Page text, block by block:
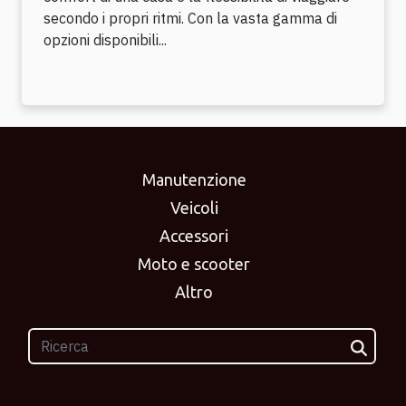
secondo i propri ritmi. Con la vasta gamma di
opzioni disponibili...
Manutenzione
Veicoli
Accessori
Moto e scooter
Altro